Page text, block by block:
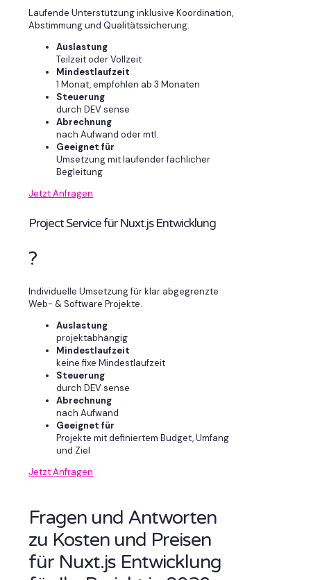
Laufende Unterstützung inklusive Koordination,
Abstimmung und Qualitätssicherung.
Auslastung
Teilzeit oder Vollzeit
Mindestlaufzeit
1 Monat, empfohlen ab 3 Monaten
Steuerung
durch DEV sense
Abrechnung
nach Aufwand oder mtl.
Geeignet für
Umsetzung mit laufender fachlicher
Begleitung
Jetzt Anfragen
Project Service für Nuxt.js Entwicklung
?
Individuelle Umsetzung für klar abgegrenzte
Web- & Software Projekte.
Auslastung
projektabhängig
Mindestlaufzeit
keine fixe Mindestlaufzeit
Steuerung
durch DEV sense
Abrechnung
nach Aufwand
Geeignet für
Projekte mit definiertem Budget, Umfang
und Ziel
Jetzt Anfragen
Fragen und Antworten
zu Kosten und Preisen
für Nuxt.js Entwicklung